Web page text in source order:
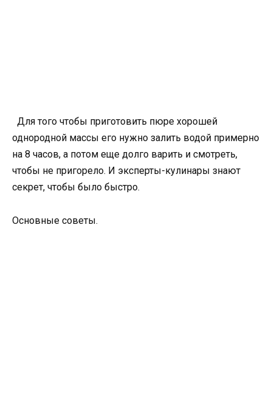
Для того чтобы приготовить пюре хорошей
однородной массы его нужно залить водой примерно
на 8 часов, а потом еще долго варить и смотреть,
чтобы не пригорело. И эксперты-кулинары знают
секрет, чтобы было быстро.
Основные советы.